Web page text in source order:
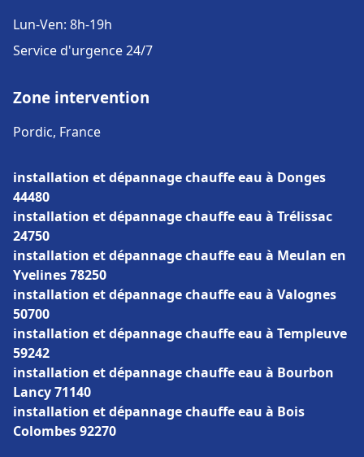
Lun-Ven: 8h-19h
Service d'urgence 24/7
Zone intervention
Pordic, France
installation et dépannage chauffe eau à Donges
44480
installation et dépannage chauffe eau à Trélissac
24750
installation et dépannage chauffe eau à Meulan en
Yvelines 78250
installation et dépannage chauffe eau à Valognes
50700
installation et dépannage chauffe eau à Templeuve
59242
installation et dépannage chauffe eau à Bourbon
Lancy 71140
installation et dépannage chauffe eau à Bois
Colombes 92270